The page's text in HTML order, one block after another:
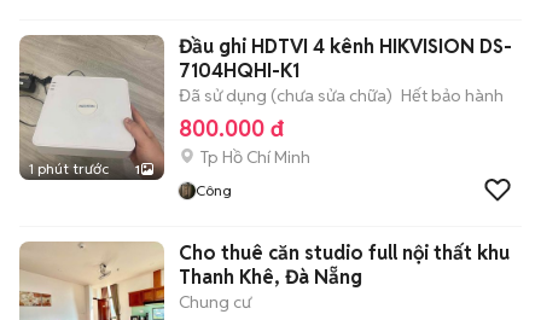
1 phút trước 1
Đầu ghi HDTVI 4 kênh HIKVISION DS-
7104HQHI-K1
Đã sử dụng (chưa sửa chữa) Hết bảo hành
800.000 đ
Tp Hồ Chí Minh
Công
Cho thuê căn studio full nội thất khu
Thanh Khê, Đà Nẵng
Chung cư